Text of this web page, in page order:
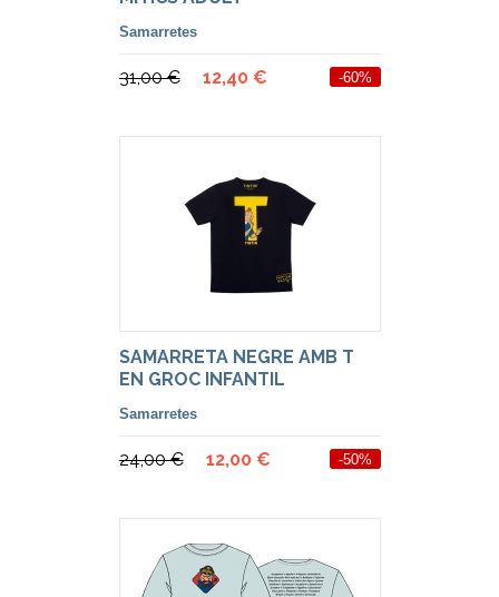
Samarretes
31,00 € 12,40 € -60%
SAMARRETA NEGRE AMB T
EN GROC INFANTIL
Samarretes
24,00 € 12,00 € -50%